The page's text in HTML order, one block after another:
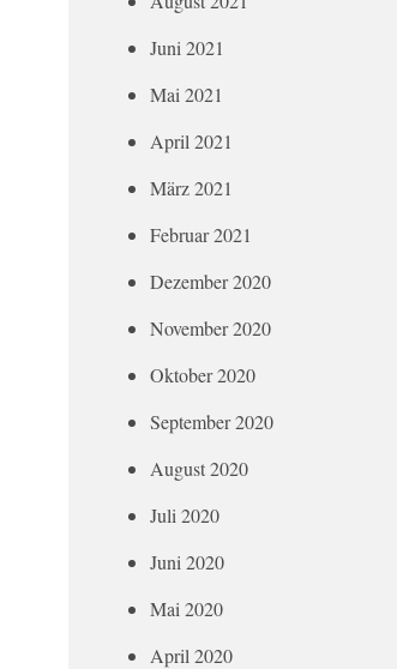
Juni 2021
Mai 2021
April 2021
März 2021
Februar 2021
Dezember 2020
November 2020
Oktober 2020
September 2020
August 2020
Juli 2020
Juni 2020
Mai 2020
April 2020